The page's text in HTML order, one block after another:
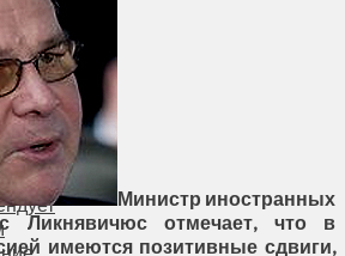
Министр иностранных
Ликнявичюс отмечает, что в
имеются позитивные сдвиги,